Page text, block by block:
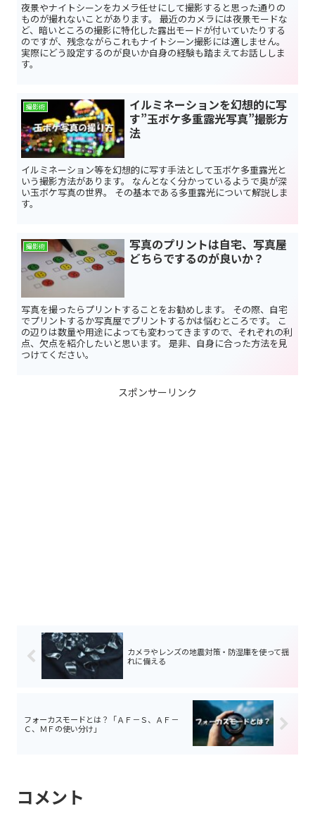
夜景やナイトシーンをカメラ任せにして撮影すると思った通りの
ものが撮れないことがあります。 最近のカメラには夜景モードな
ど、暗いところの撮影に特化した露出モードが付いていたりする
のですが、残念ながらこれもナイトシーン撮影には適しません。
実際にどう設定するのが良いか自身の経験も踏まえてお話ししま
す。
撮影術
イルミネーションを幻想的に写
す”玉ボケ多重露光写真”撮影方
法
イルミネーション等を幻想的に写す手法として玉ボケ多重露光と
いう撮影方法があります。 なんとなく分かっているようで奥が深
い玉ボケ写真の世界。 その基本である多重露光について解説しま
す。
撮影術
写真のプリントは自宅、写真屋
どちらでするのが良いか？
写真を撮ったらプリントすることをお勧めします。 その際、自宅
でプリントするか写真屋でプリントするかは悩むところです。 こ
の辺りは数量や用途によっても変わってきますので、それぞれの利
点、欠点を紹介したいと思います。 是非、自身に合った方法を見
つけてください。
スポンサーリンク
カメラやレンズの地震対策・防湿庫を使って揺
れに備える
フォーカスモードとは？「ＡＦ－Ｓ、ＡＦ－
Ｃ、ＭＦの使い分け」
コメント